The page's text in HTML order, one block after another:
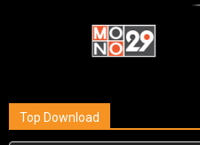
Top Download